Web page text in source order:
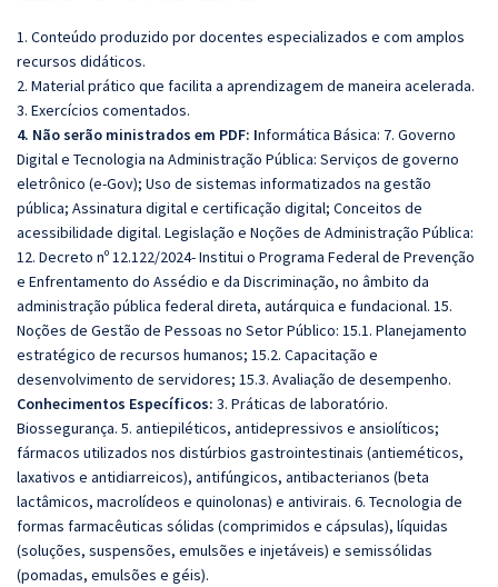
1. Conteúdo produzido por docentes especializados e com amplos
recursos didáticos.
2. Material prático que facilita a aprendizagem de maneira acelerada.
3. Exercícios comentados.
4. Não serão ministrados em PDF: Informática Básica: 7. Governo
Digital e Tecnologia na Administração Pública: Serviços de governo
eletrônico (e-Gov); Uso de sistemas informatizados na gestão
pública; Assinatura digital e certificação digital; Conceitos de
acessibilidade digital. Legislação e Noções de Administração Pública:
12. Decreto nº 12.122/2024- Institui o Programa Federal de Prevenção
e Enfrentamento do Assédio e da Discriminação, no âmbito da
administração pública federal direta, autárquica e fundacional. 15.
Noções de Gestão de Pessoas no Setor Público: 15.1. Planejamento
estratégico de recursos humanos; 15.2. Capacitação e
desenvolvimento de servidores; 15.3. Avaliação de desempenho.
Conhecimentos Específicos: 3. Práticas de laboratório.
Biossegurança. 5. antiepiléticos, antidepressivos e ansiolíticos;
fármacos utilizados nos distúrbios gastrointestinais (antieméticos,
laxativos e antidiarreicos), antifúngicos, antibacterianos (beta
lactâmicos, macrolídeos e quinolonas) e antivirais. 6. Tecnologia de
formas farmacêuticas sólidas (comprimidos e cápsulas), líquidas
(soluções, suspensões, emulsões e injetáveis) e semissólidas
(pomadas, emulsões e géis).